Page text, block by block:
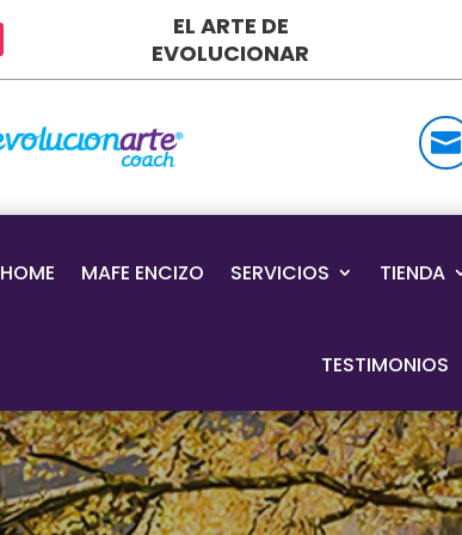
EL ARTE DE
EVOLUCIONAR

HOME MAFE ENCIZO SERVICIOS TIENDA
TESTIMONIOS